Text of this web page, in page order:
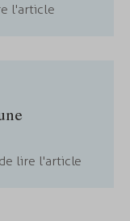
l'article
lire l'article